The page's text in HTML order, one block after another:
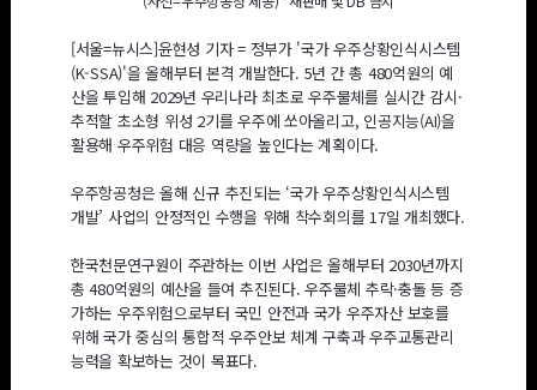
[서울=뉴시스]윤현성 기자 = 정부가 '국가 우주상황인식시스템
(K-SSA)'을 올해부터 본격 개발한다. 5년 간 총 480억원의 예
산을 투입해 2029년 우리나라 최초로 우주물체를 실시간 감시·
추적할 초소형 위성 2기를 우주에 쏘아올리고, 인공지능(AI)을
활용해 우주위험 대응 역량을 높인다는 계획이다.
우주항공청은 올해 신규 추진되는 ‘국가 우주상황인식시스템
개발’ 사업의 안정적인 수행을 위해 착수회의를 17일 개최했다.
한국천문연구원이 주관하는 이번 사업은 올해부터 2030년까지
총 480억원의 예산을 들여 추진된다. 우주물체 추락·충돌 등 증
가하는 우주위험으로부터 국민 안전과 국가 우주자산 보호를
위해 국가 중심의 통합적 우주안보 체계 구축과 우주교통관리
능력을 확보하는 것이 목표다.